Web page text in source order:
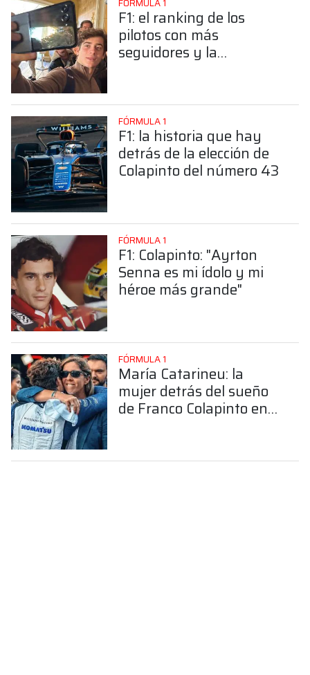
F1: el ranking de los
pilotos con más
seguidores y la
FÓRMULA 1
F1: la historia que hay
detrás de la elección de
Colapinto del número 43
FÓRMULA 1
F1: Colapinto: "Ayrton
Senna es mi ídolo y mi
héroe más grande"
FÓRMULA 1
María Catarineu: la
mujer detrás del sueño
de Franco Colapinto en